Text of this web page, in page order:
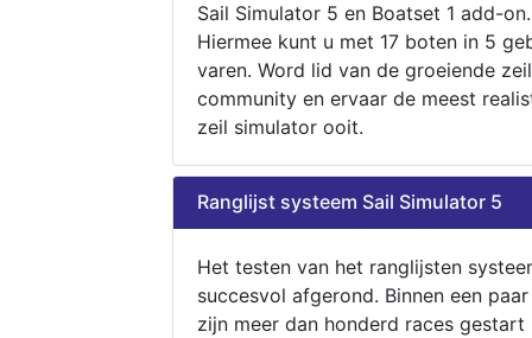
Sail Simulator 5 en Boatset 1 add-on.
Hiermee kunt u met 17 boten in 5
varen. Word lid van de groeiende zeil
community en ervaar de meest
zeil simulator ooit.
Ranglijst systeem Sail Simulator 5
Het testen van het ranglijsten
succesvol afgerond. Binnen een
zijn meer dan honderd races gestart